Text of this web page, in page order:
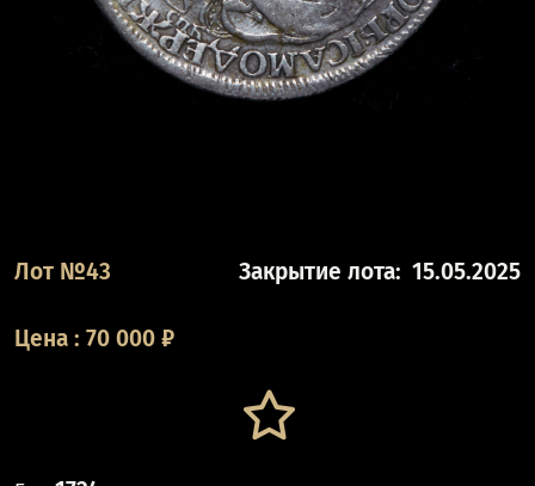
Лот №43 Закрытие лота: 15.05.2025
Цена : 70 000 ₽